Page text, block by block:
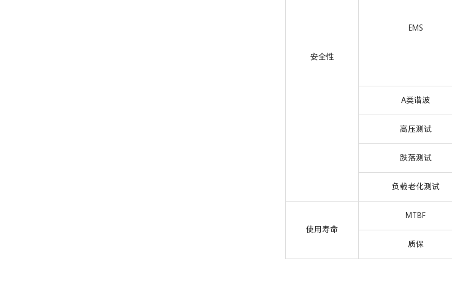
安全性
EMS
A类谐波
高压测试
跌落测试
负载老化测试
使用寿命
MTBF
质保